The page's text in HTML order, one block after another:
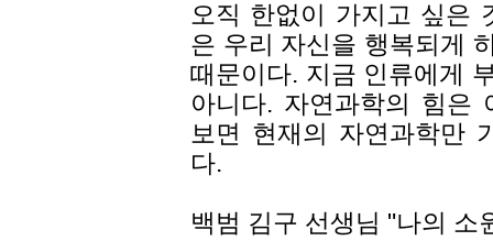
오직 한없이 가지고 싶은
은 우리 자신을 행복되게
때문이다. 지금 인류에게
아니다. 자연과학의 힘은
보면 현재의 자연과학만
다.
백범 김구 선생님 "나의 소